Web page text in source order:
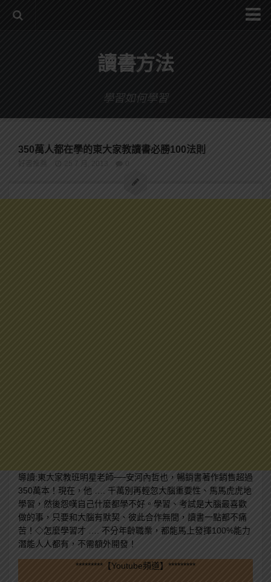
讀書方法
學習如何學習
350萬人都在學的東大家教讀書必勝100法則
好書推薦 25 7 月, 2013
導讀:東大家教班明星老師──安河內哲也，暢銷書著作銷售超過
350萬本！現在，他
千萬別再輕忽大腦重要性、馬馬虎虎地
學習，然後怨嘆自己什麼都學不好。學習、考試是大腦最喜歡
做的事，只要和大腦有默契、彼此合作無間，讀書一點都不痛
苦！◇怎麼學習才
不分年齡職業，都能馬上發揮100%能力
潛能人人都有，不需額外開發！
*********【Youtube頻道】*********